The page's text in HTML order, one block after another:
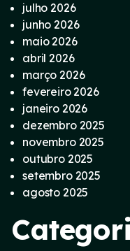
julho 2026
junho 2026
maio 2026
abril 2026
março 2026
fevereiro 2026
janeiro 2026
dezembro 2025
novembro 2025
outubro 2025
setembro 2025
agosto 2025